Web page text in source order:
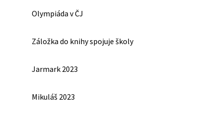
Olympiáda v ČJ
Záložka do knihy spojuje školy
Jarmark 2023
Mikuláš 2023